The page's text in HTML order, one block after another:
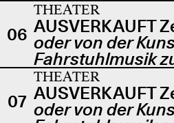
06
THEATER
AUSVERKAUFT
oder von der
Fahrstuhlmusik
07
THEATER
AUSVERKAUFT
oder von der